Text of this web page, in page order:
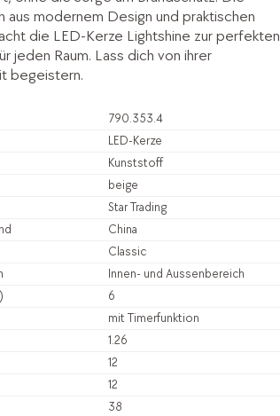
aus modernem Design und praktischen
die LED-Kerze Lightshine zur perfekten
jeden Raum. Lass dich von ihrer
begeistern.
790.353.4
LED-Kerze
Kunststoff
beige
Star Trading
China
Classic
Innen- und Aussenbereich
6
mit Timerfunktion
1.26
12
12
38